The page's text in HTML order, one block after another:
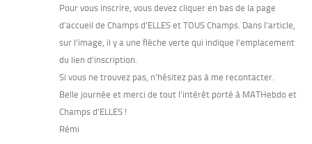
Pour vous inscrire, vous devez cliquer en bas de la page
d’accueil de Champs d’ELLES et TOUS Champs. Dans l’article,
sur l’image, il y a une flèche verte qui indique l’emplacement
du lien d’inscription.
Si vous ne trouvez pas, n’hésitez pas à me recontacter.
Belle journée et merci de tout l’intérêt porté à MATHebdo et
Champs d’ELLES !
Rémi